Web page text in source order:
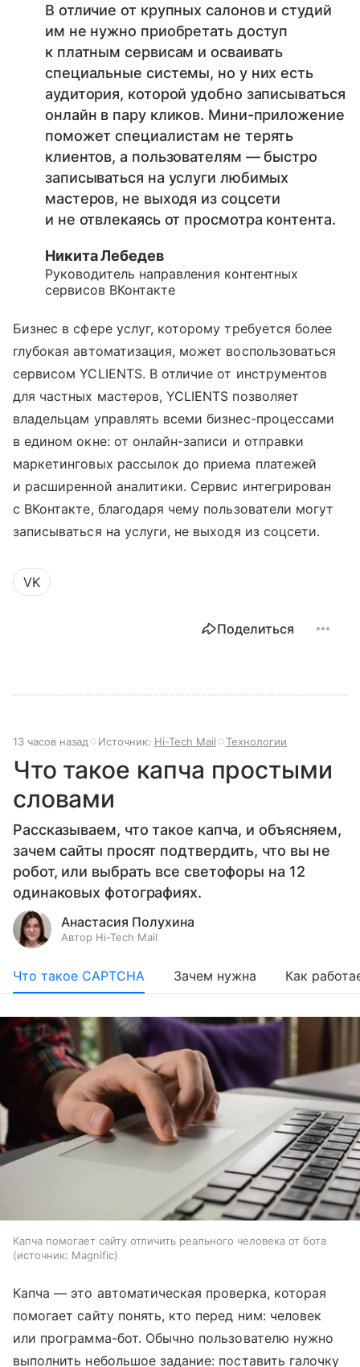
В отличие от крупных салонов и студий
им не нужно приобретать доступ
к платным сервисам и осваивать
специальные системы, но у них есть
аудитория, которой удобно записываться
онлайн в пару кликов. Мини-приложение
поможет специалистам не терять
клиентов, а пользователям — быстро
записываться на услуги любимых
мастеров, не выходя из соцсети
и не отвлекаясь от просмотра контента.
Никита Лебедев
Руководитель направления контентных
сервисов ВКонтакте
Бизнес в сфере услуг, которому требуется более
глубокая автоматизация, может воспользоваться
сервисом YCLIENTS. В отличие от инструментов
для частных мастеров, YCLIENTS позволяет
владельцам управлять всеми бизнес-процессами
в едином окне: от онлайн-записи и отправки
маркетинговых рассылок до приема платежей
и расширенной аналитики. Сервис интегрирован
с ВКонтакте, благодаря чему пользователи могут
записываться на услуги, не выходя из соцсети.
VK
Поделиться
13 часов назад Источник: Hi-Tech Mail Технологии
Что такое капча простыми
словами
Рассказываем, что такое капча, и объясняем,
зачем сайты просят подтвердить, что вы не
робот, или выбрать все светофоры на 12
одинаковых фотографиях.
Анастасия Полухина
Автор Hi-Tech Mail
Что такое CAPTCHA Зачем нужна Как
Капча помогает сайту отличить реального человека от бота
источник: Magnific
Капча — это автоматическая проверка, которая
помогает сайту понять, кто перед ним: человек
или программа-бот. Обычно пользователю нужно
выполнить небольшое задание: поставить галочку